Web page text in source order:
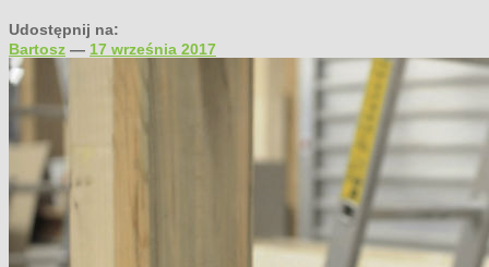
Udostępnij na:
Bartosz — 17 września 2017